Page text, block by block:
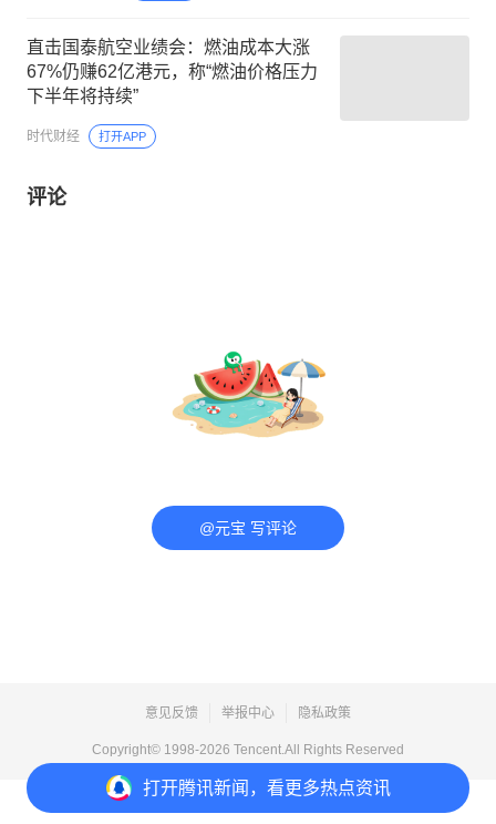
打开腾讯新闻，看更多热点资讯
直击国泰航空业绩会：燃油成本大涨
67%仍赚62亿港元，称“燃油价格压力
下半年将持续”
时代财经 打开APP
评论
@元宝 写评论
意见反馈 举报中心 隐私政策
Copyright© 1998-2026 Tencent.All Rights Reserved